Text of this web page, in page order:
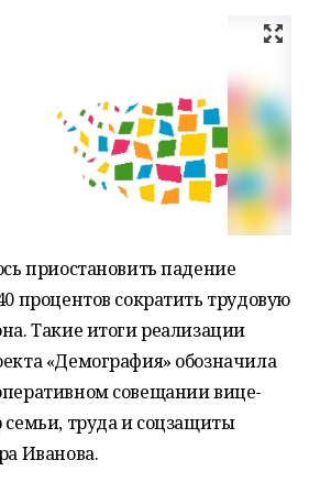
приостановить падение
процентов сократить трудовую
Такие итоги реализации
«Демография» обозначила
совещании вице-
труда и соцзащиты
Иванова.